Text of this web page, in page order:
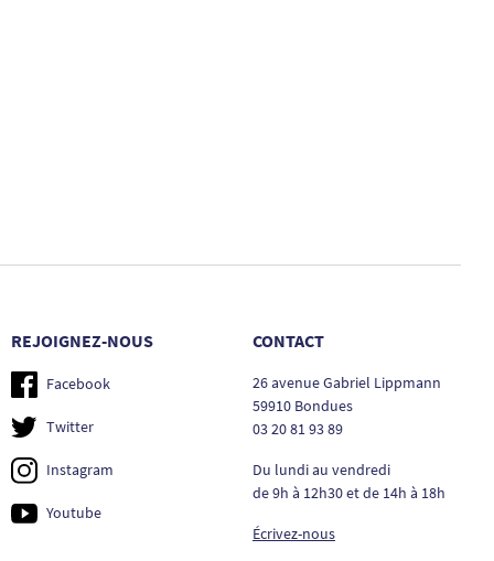
REJOIGNEZ-NOUS
Facebook
Twitter
Instagram
Youtube
CONTACT
26 avenue Gabriel Lippmann
59910 Bondues
03 20 81 93 89
Du lundi au vendredi
de 9h à 12h30 et de 14h à 18h
Écrivez-nous